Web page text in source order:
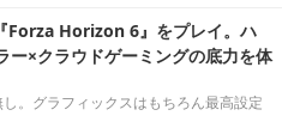
Forza Horizon 6』をプレイ。ハ
ー×クラウドゲーミングの底力を体
。グラフィックスはもちろん最高設定